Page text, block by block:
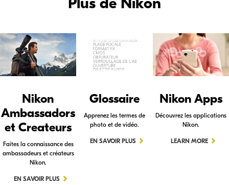
Nikon
Ambassadors
et Createurs
Faites la connaissance des
ambassadeurs et créateurs
Nikon.
EN SAVOIR PLUS
Glossaire
Apprenez les termes de
photo et de vidéo.
EN SAVOIR PLUS
Nikon Apps
Découvrez les applications
Nikon.
LEARN MORE